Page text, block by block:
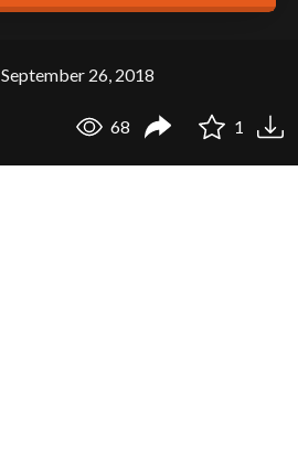
September 26, 2018
68 1